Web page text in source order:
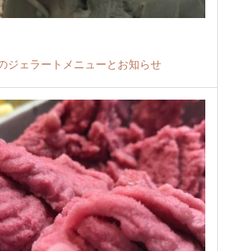
ジェラートメニューとお知らせ